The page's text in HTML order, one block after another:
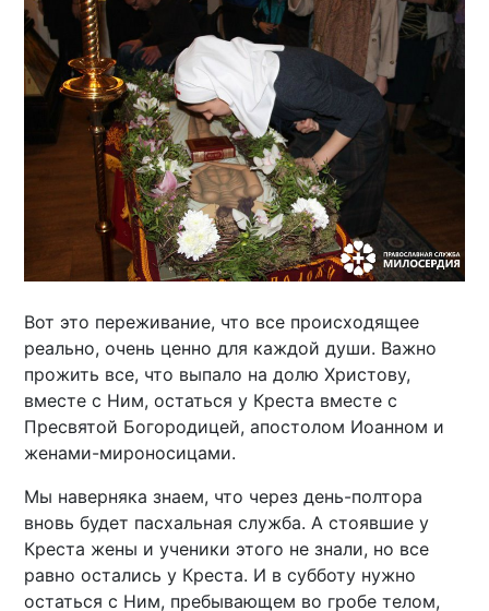
Вот это переживание, что все происходящее
реально, очень ценно для каждой души. Важно
прожить все, что выпало на долю Христову,
вместе с Ним, остаться у Креста вместе с
Пресвятой Богородицей, апостолом Иоанном и
женами-мироносицами.
Мы наверняка знаем, что через день-полтора
вновь будет пасхальная служба. А стоявшие у
Креста жены и ученики этого не знали, но все
равно остались у Креста. И в субботу нужно
остаться с Ним, пребывающем во гробе телом,